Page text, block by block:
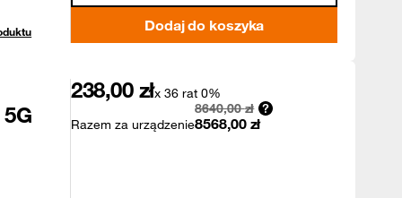
Dodaj do koszyka
238,00 złx 36 rat 0%
Razem za urządzenie
8640,00 zł
8568,00 zł